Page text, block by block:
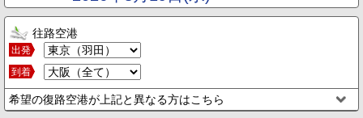
往路空港
出発
到着
希望の復路空港が上記と異なる方はこちら